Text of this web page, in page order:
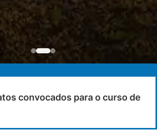
convocados para o curso de